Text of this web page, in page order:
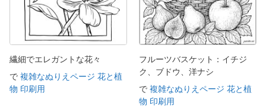
繊細でエレガントな花々
で 複雑なぬりえページ 花と植
物 印刷用
フルーツバスケット：イチジ
ク、ブドウ、洋ナシ
で 複雑なぬりえページ 花と植
物 印刷用